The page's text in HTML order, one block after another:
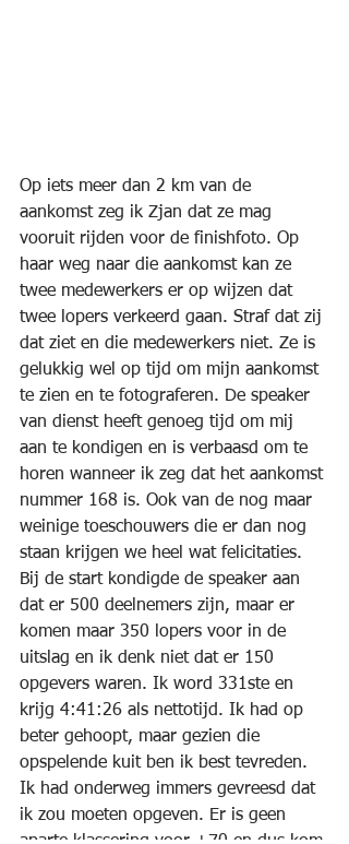
Op iets meer dan 2 km van de
aankomst zeg ik Zjan dat ze mag
vooruit rijden voor de finishfoto. Op
haar weg naar die aankomst kan ze
twee medewerkers er op wijzen dat
twee lopers verkeerd gaan. Straf dat zij
dat ziet en die medewerkers niet. Ze is
gelukkig wel op tijd om mijn aankomst
te zien en te fotograferen. De speaker
van dienst heeft genoeg tijd om mij
aan te kondigen en is verbaasd om te
horen wanneer ik zeg dat het aankomst
nummer 168 is. Ook van de nog maar
weinige toeschouwers die er dan nog
staan krijgen we heel wat felicitaties.
Bij de start kondigde de speaker aan
dat er 500 deelnemers zijn, maar er
komen maar 350 lopers voor in de
uitslag en ik denk niet dat er 150
opgevers waren. Ik word 331ste en
krijg 4:41:26 als nettotijd. Ik had op
beter gehoopt, maar gezien die
opspelende kuit ben ik best tevreden.
Ik had onderweg immers gevreesd dat
ik zou moeten opgeven. Er is geen